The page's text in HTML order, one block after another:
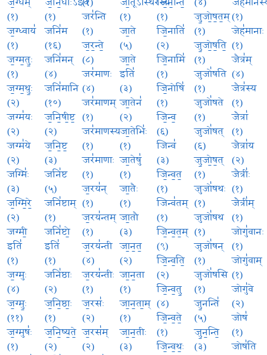
ज॒ग्धम्
(१)
ज॒ग्ध्वाय॑
(१)
ज॒ग्म॒तुः॒
(१)
ज॒ग्म॒थुः॒
(२)
जग्म॑यः
(२)
जग्म॑ये
(२)
जग्मिः॑
(३)
ज॒ग्मि॒रे॒
(२)
जग्मी॒
इति॑
(१)
ज॒ग्मुः
(४)
ज॒ग्मुः॒
(११)
ज॒ग्मुषः॑
(१)
ज॒नि॒धाःऽइ॑व
(१)
जनि॑म
(१६)
जनि॑मन्
(४)
जनि॑मानि
(१०)
ज॒नि॒षी॒ष्ट॒
(२)
ज॒नि॒ष्ट॒
(३)
जनि॑ष्ट
(५)
जनि॑ष्टाम्
(१)
जनि॑ष्टो॒
इति॑
(१)
जनि॑ष्ठाः
(२)
ज॒नि॒ष्ठाः॒
(१)
ज॒नि॒ष्य॒ते॒
(२)
(१)
जर॑न्ति
(१)
ज॒र॒न्ते॒
(८)
जर॑माणः
(४)
जर॑माणम्
(१)
जर॑माणस्य
(१)
जर॑माणाः
(१)
ज॒रय॑न्
(१)
ज॒रय॑न्तम्
(१)
ज॒रय॑न्ती
(४)
ज॒रय॑न्तीः
(१)
ज॒रसः॑
(२)
ज॒रस॑म्
(२)
जा॒तूऽस्थि॑रस्य
(१)
जा॒ते
(५)
जा॒ते
इति॑
(३)
जा॒तेन॑
(२)
जा॒तेभिः॑
(१)
जा॒तेषु॑
(१)
जा॒तैः
(१)
जा॒तौ
(३)
जा॒न॒त॒
(२)
जा॒न॒ता
(१)
जा॒न॒ता॒म्
(१)
जा॒न॒तीः
(३)
जि॒न॒न्ति॒
(१)
जि॒नाति॑
(२)
जि॒नामि॑
(१)
जि॒नोषि॑
(१)
जि॒न्व॒
(६)
जिन्व॑
(३)
जि॒न्व॒त॒
(१)
जिन्व॑तम्
(१)
जि॒न्व॒त॒म्
(९)
जि॒न्व॒ति॒
(२)
जि॒न्व॒तु॒
(४)
जि॒न्व॒ते॒
(१)
जि॒न्व॒थः॒
(४)
जु॒जो॒ष॒त॒म्
(१)
जु॒जो॒ष॒ति॒
(१)
जुजो॑षति
(१)
जुजो॑षते
(१)
जुजो॑षत्
(६)
जु॒जो॒ष॒त्
(१)
जुजो॑षथः
(१)
जुजो॑षथ
(१)
जुजो॑षन्
(१)
जुजो॑षसि
(१)
जु॒नन्ति॑
(५)
जु॒न॒न्ति॒
(३)
(१)
जेह॑मानाः
(१)
जैत्र॑म्
(४)
जैत्र॑स्य
(१)
जैत्रा॑
(१)
जैत्रा॑य
(२)
जैत्रीः॑
(१)
जैत्री॑म्
(१)
जोगु॑वानः
(१)
जोगु॑वाम्
(१)
जोगु॑वे
(२)
जोष॑
(१)
जोष॑ति